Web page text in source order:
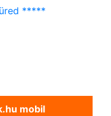
*****
mobil